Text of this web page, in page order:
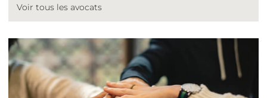
Voir tous les avocats